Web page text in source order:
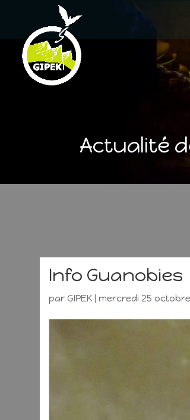
Actualité
Info Guanobies
par GIPEK| mercredi 25